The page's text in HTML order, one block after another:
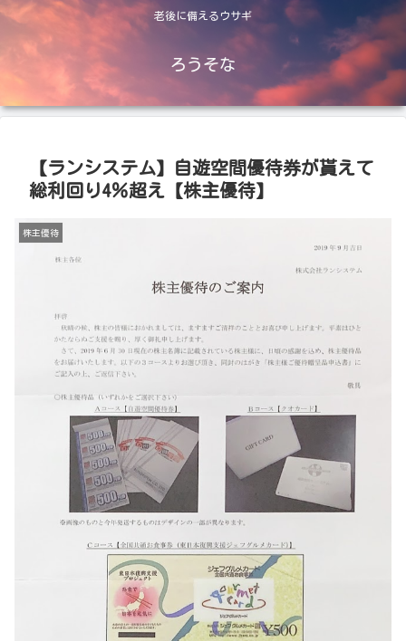
老後に備えるウサギ
ろうそな
【ランシステム】自遊空間優待券が貰えて
総利回り4％超え【株主優待】
株主優待